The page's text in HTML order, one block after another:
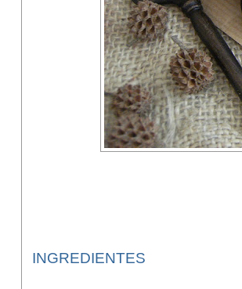
INGREDIENTES